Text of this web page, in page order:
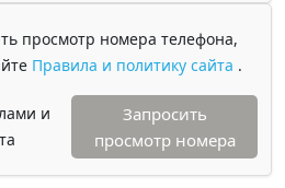
просмотр номера телефона,
Правила и политику сайта .
и
Запросить
просмотр номера